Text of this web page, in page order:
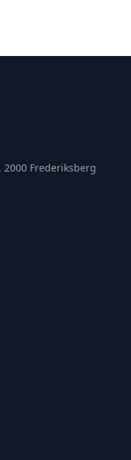
2000 Frederiksberg